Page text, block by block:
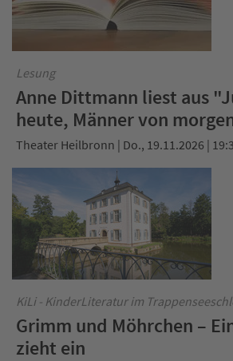
Lesung
Anne Dittmann liest aus
heute, Männer von
Theater Heilbronn | Do., 19.11.2026 |
KiLi - KinderLiteratur im
Grimm und Möhrchen –
zieht ein